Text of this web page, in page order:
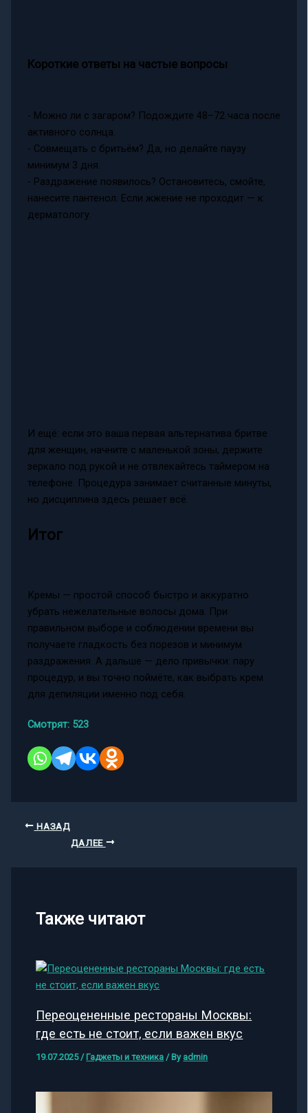
Короткие ответы на частые вопросы
- Можно ли с загаром? Подождите 48–72 часа после
активного солнца.
- Совмещать с бритьём? Да, но делайте паузу
минимум 3 дня.
- Раздражение появилось? Остановитесь, смойте,
нанесите пантенол. Если жжение не проходит — к
дерматологу.
И ещё: если это ваша первая альтернатива бритве
для женщин, начните с маленькой зоны, держите
зеркало под рукой и не отвлекайтесь таймером на
телефоне. Процедура занимает считанные минуты,
но дисциплина здесь решает всё.
Итог
Кремы — простой способ быстро и аккуратно
убрать нежелательные волосы дома. При
правильном выборе и соблюдении времени вы
получаете гладкость без порезов и минимум
раздражения. А дальше — дело привычки: пару
процедур, и вы точно поймёте, как выбрать крем
для депиляции именно под себя.
Смотрят: 523
НАЗАД
ДАЛЕЕ
Также читают
Переоцененные рестораны Москвы:
где есть не стоит, если важен вкус
19.07.2025/ Гаджеты и техника / By admin